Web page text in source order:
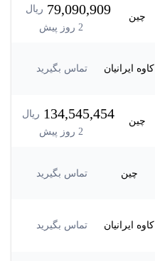
چین 79,090,909 ریال
2 روز پیش
کاوه ایرانیان تماس بگیرید
چین 134,545,454 ریال
2 روز پیش
چین تماس بگیرید
کاوه ایرانیان تماس بگیرید